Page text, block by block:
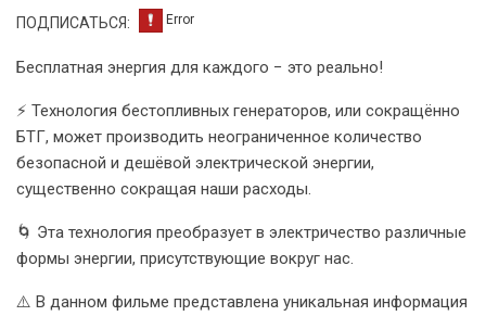
ПОДПИСАТЬСЯ:
Бесплатная энергия для каждого − это реально!
⚡️ Технология бестопливных генераторов, или сокращённо
БТГ, может производить неограниченное количество
безопасной и дешёвой электрической энергии,
существенно сокращая наши расходы.
🌀 Эта технология преобразует в электричество различные
формы энергии, присутствующие вокруг нас.
⚠️ В данном фильме представлена уникальная информация